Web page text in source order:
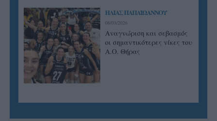
ΗΛΙΑΣ ΠΑΠΑΪΩΑΝΝΟΥ
08/03/2026
Αναγνώριση και σεβασμός
οι σημαντικότερες νίκες του
Α.Ο. Θήρας